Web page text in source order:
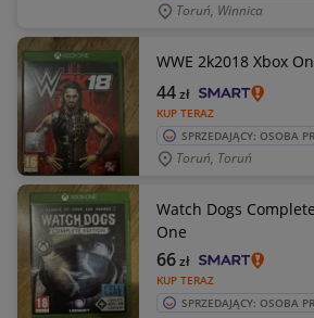
Toruń, Winnica
WWE 2k2018 Xbox
KUP TERAZ
44zł
SPRZEDAJĄCY: OSOBA
Toruń, Toruń
Watch Dogs
One
KUP TERAZ
66zł
SPRZEDAJĄCY: OSOBA